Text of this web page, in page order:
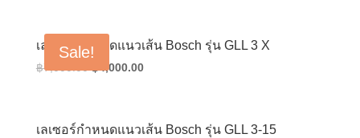
Sale!
เลเซอร์กำหนดแนวเส้น Bosch รุ่น GLL 3 X
฿7,000.00
Original
4,000.00Current
฿4,000.00.
เลเซอร์กำหนดแนวเส้น Bosch รุ่น GLL 3-15